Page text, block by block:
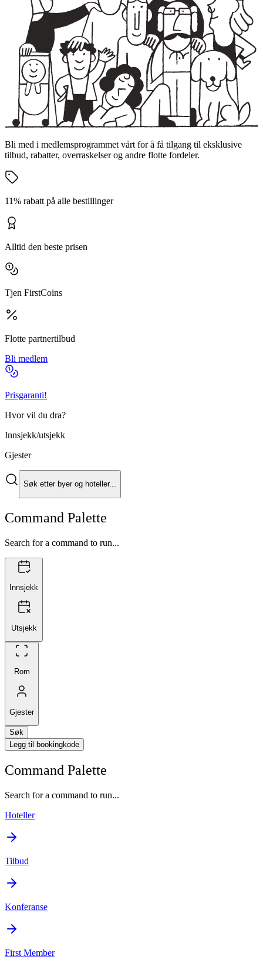
Bli med i medlemsprogrammet vårt for å få tilgang til eksklusive
tilbud, rabatter, overraskelser og andre flotte fordeler.
11% rabatt på alle bestillinger
Alltid den beste prisen
Tjen FirstCoins
Flotte partnertilbud
Bli medlem
Prisgaranti!
Hvor vil du dra?
Innsjekk/utsjekk
Gjester
Søk etter byer og hoteller...
Command Palette
Search for a command to run...
Innsjekk
Utsjekk
Rom
Gjester
Søk
Legg til bookingkode
Command Palette
Search for a command to run...
Hoteller
Tilbud
Konferanse
First Member